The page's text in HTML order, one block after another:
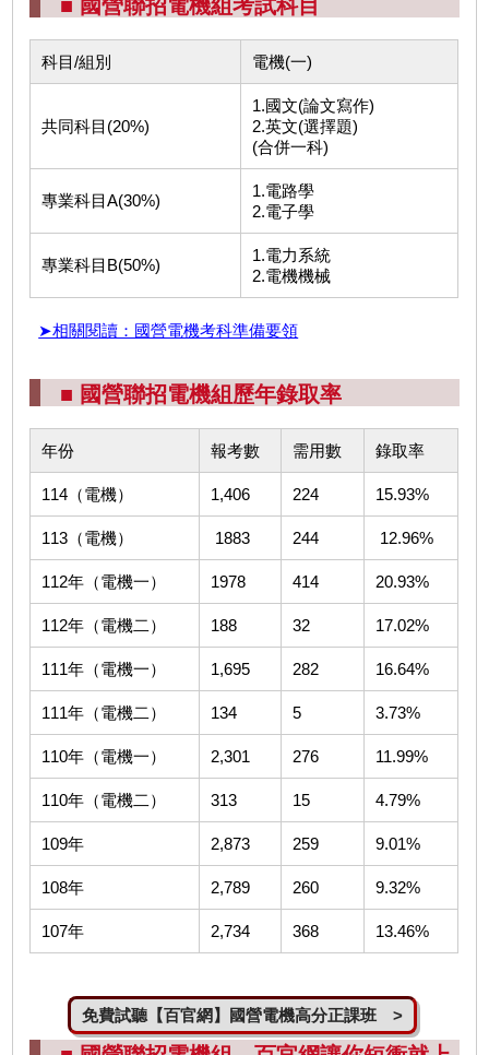
■ 國營聯招電機組考試科目
科目/組別 電機(一)
共同科目(20%)
1.國文(論文寫作)
2.英文(選擇題)
(合併一科)
專業科目A(30%)
1.電路學
2.電子學
專業科目B(50%)
1.電力系統
2.電機機械
➤相關閱讀：國營電機考科準備要領
■ 國營聯招電機組歷年錄取率
年份 報考數 需用數 錄取率
114（電機） 1,406 224 15.93%
113（電機） 1883 244 12.96%
112年（電機一） 1978 414 20.93%
112年（電機二） 188 32 17.02%
111年（電機一） 1,695 282 16.64%
111年（電機二） 134 5 3.73%
110年（電機一） 2,301 276 11.99%
110年（電機二） 313 15 4.79%
109年 2,873 259 9.01%
108年 2,789 260 9.32%
107年 2,734 368 13.46%
免費試聽【百官網】國營電機高分正課班 >